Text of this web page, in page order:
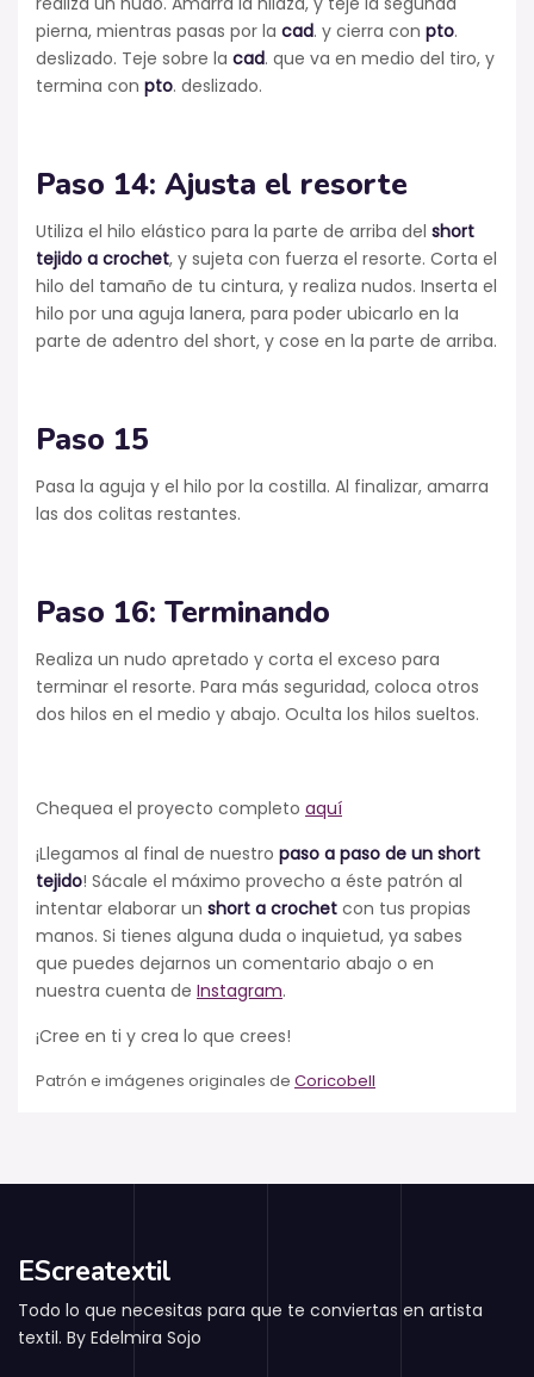
pierna, mientras pasas por la cad. y cierra con pto.
deslizado. Teje sobre la cad. que va en medio del tiro, y
termina con pto. deslizado.
Paso 14: Ajusta el resorte
Utiliza el hilo elástico para la parte de arriba del short
tejido a crochet, y sujeta con fuerza el resorte. Corta el
hilo del tamaño de tu cintura, y realiza nudos. Inserta el
hilo por una aguja lanera, para poder ubicarlo en la
parte de adentro del short, y cose en la parte de arriba.
Paso 15
Pasa la aguja y el hilo por la costilla. Al finalizar, amarra
las dos colitas restantes.
Paso 16: Terminando
Realiza un nudo apretado y corta el exceso para
terminar el resorte. Para más seguridad, coloca otros
dos hilos en el medio y abajo. Oculta los hilos sueltos.
Chequea el proyecto completo aquí
¡Llegamos al final de nuestro paso a paso de un short
tejido! Sácale el máximo provecho a éste patrón al
intentar elaborar un short a crochet con tus propias
manos. Si tienes alguna duda o inquietud, ya sabes
que puedes dejarnos un comentario abajo o en
nuestra cuenta de Instagram.
¡Cree en ti y crea lo que crees!
Patrón e imágenes originales de Coricobell
EScreatextil
Todo lo que necesitas para que te conviertas en artista
textil. By Edelmira Sojo